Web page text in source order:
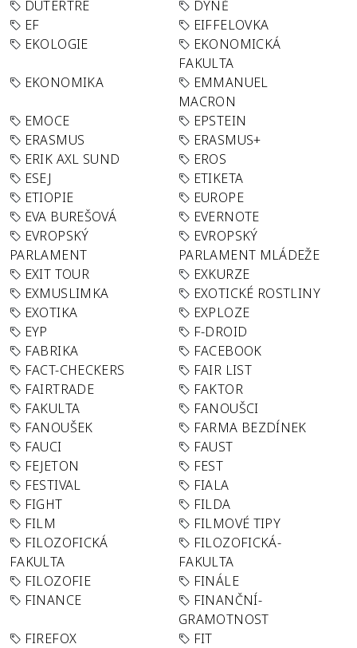
DUTERTRE
DÝNĚ
EF
EIFFELOVKA
EKOLOGIE
EKONOMICKÁ
FAKULTA
EKONOMIKA
EMMANUEL
MACRON
EMOCE
EPSTEIN
ERASMUS
ERASMUS+
ERIK AXL SUND
EROS
ESEJ
ETIKETA
ETIOPIE
EUROPE
EVA BUREŠOVÁ
EVERNOTE
EVROPSKÝ
PARLAMENT
EVROPSKÝ
PARLAMENT MLÁDEŽE
EXIT TOUR
EXKURZE
EXMUSLIMKA
EXOTICKÉ ROSTLINY
EXOTIKA
EXPLOZE
EYP
F-DROID
FABRIKA
FACEBOOK
FACT-CHECKERS
FAIR LIST
FAIRTRADE
FAKTOR
FAKULTA
FANOUŠCI
FANOUŠEK
FARMA BEZDÍNEK
FAUCI
FAUST
FEJETON
FEST
FESTIVAL
FIALA
FIGHT
FILDA
FILM
FILMOVÉ TIPY
FILOZOFICKÁ
FAKULTA
FILOZOFICKÁ-
FAKULTA
FILOZOFIE
FINÁLE
FINANCE
FINANČNÍ-
GRAMOTNOST
FIREFOX
FIT